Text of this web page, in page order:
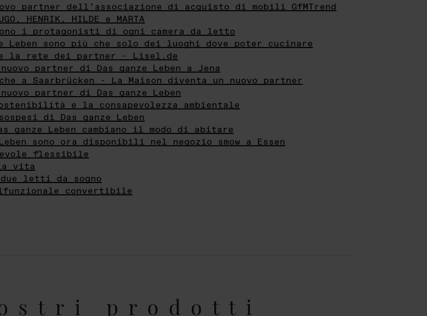
partner dell’associazione di acquisto di mobili GfMTrend
HENRIK, HILDE e MARTA
sono i protagonisti di ogni camera da letto
Leben sono più che solo dei luoghi dove poter cucinare
la rete dei partner - Lisel.de
partner di Das ganze Leben a Jena
a Saarbrücken - La Maison diventa un nuovo partner
partner di Das ganze Leben
e la consapevolezza ambientale
di Das ganze Leben
ganze Leben cambiano il modo di abitare
sono ora disponibili nel negozio smow a Essen
flessibile
vita
due letti da sogno
convertibile
prodotti